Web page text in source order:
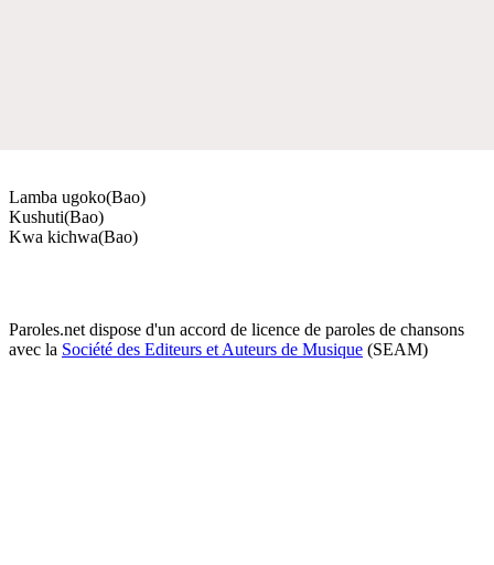
Lamba ugoko(Bao)
Kushuti(Bao)
Kwa kichwa(Bao)
Paroles.net dispose d'un accord de licence de paroles de chansons
avec la Société des Editeurs et Auteurs de Musique (SEAM)